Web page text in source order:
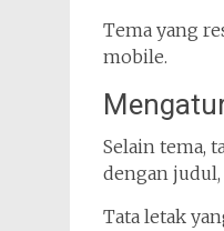
Tema yang
mobile.
Selain tema,
dengan
Tata letak